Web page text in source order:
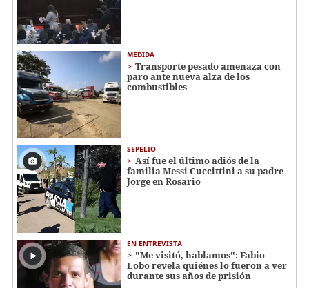
MEDIDA
Transporte pesado amenaza con
paro ante nueva alza de los
combustibles
SEPELIO
Así fue el último adiós de la
familia Messi Cuccittini a su padre
Jorge en Rosario
EN ENTREVISTA
"Me visitó, hablamos": Fabio
Lobo revela quiénes lo fueron a ver
durante sus años de prisión